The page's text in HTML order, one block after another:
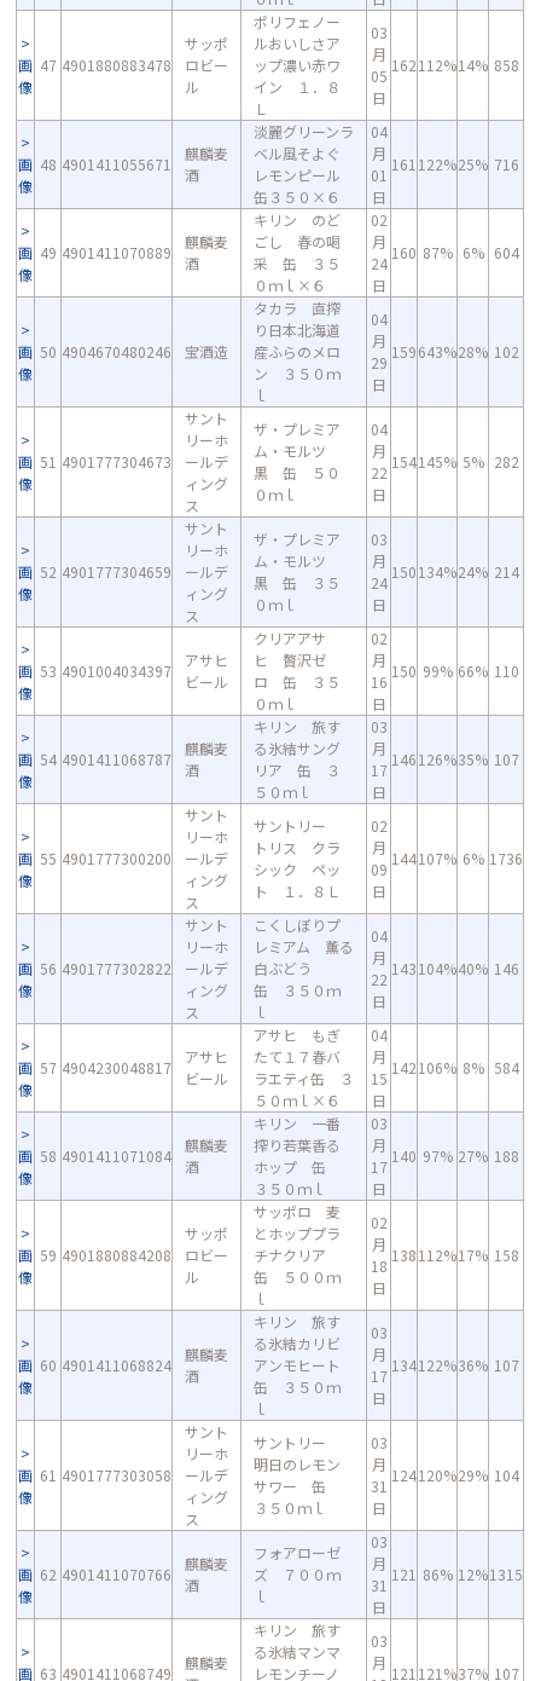
画
像
47 4901880883478
サッポ
ロビー
ル
ポリフェノー
ルおいしさア
ップ濃い赤ワ
イン １．８
Ｌ
03
月
05
日
162112%14% 858
画
像
48 4901411055671
麒麟麦
酒
淡麗グリーンラ
ベル風そよぐ
レモンピール
缶３５０×６
04
月
01
日
161 122%25% 716
画
像
49 4901411070889
麒麟麦
酒
キリン のど
ごし 春の喝
采 缶 ３５
０ｍｌ×６
02
月
24
日
160 87% 6% 604
画
像
50 4904670480246 宝酒造
タカラ 直搾
り日本北海道
産ふらのメロ
ン ３５０ｍ
ｌ
04
月
29
日
159643%28% 102
画
像
51 4901777304673
サント
リーホ
ールデ
ィング
ス
ザ・プレミア
ム・モルツ
黒 缶 ５０
０ｍｌ
04
月
22
日
154145% 5% 282
画
像
52 4901777304659
サント
リーホ
ールデ
ィング
ス
ザ・プレミア
ム・モルツ
黒 缶 ３５
０ｍｌ
03
月
24
日
150134%24% 214
画
像
53 4901004034397
アサヒ
ビール
クリアアサ
ヒ 贅沢ゼ
ロ 缶 ３５
０ｍｌ
02
月
16
日
150 99% 66% 110
画
像
54 4901411068787
麒麟麦
酒
キリン 旅す
る氷結サング
リア 缶 ３
５０ｍｌ
03
月
17
日
146126%35% 107
画
像
55 4901777300200
サント
リーホ
ールデ
ィング
ス
サントリー
トリス クラ
シック ペッ
ト １．８Ｌ
02
月
09
日
144107% 6% 1736
画
像
56 4901777302822
サント
リーホ
ールデ
ィング
ス
こくしぼりプ
レミアム 薫る
白ぶどう
缶 ３５０ｍ
ｌ
04
月
22
日
143104%40% 146
画
像
57 4904230048817
アサヒ
ビール
アサヒ もぎ
たて１７春バ
ラエティ缶 ３
５０ｍｌ×６
04
月
15
日
142106% 8% 584
画
像
58 4901411071084
麒麟麦
酒
キリン 一番
搾り若葉香る
ホップ 缶
３５０ｍｌ
03
月
17
日
140 97% 27% 188
画
像
59 4901880884208
サッポ
ロビー
ル
サッポロ 麦
とホッププラ
チナクリア
缶 ５００ｍ
ｌ
02
月
18
日
138112%17% 158
画
像
60 4901411068824
麒麟麦
酒
キリン 旅す
る氷結カリビ
アンモヒート
缶 ３５０ｍ
ｌ
03
月
17
日
134122%36% 107
画
像
61 4901777303058
サント
リーホ
ールデ
ィング
ス
サントリー
明日のレモン
サワー 缶
３５０ｍｌ
03
月
31
日
124120%29% 104
画
像
62 4901411070766
麒麟麦
酒
フォアローゼ
ズ ７００ｍ
ｌ
03
月
31
日
121 86% 12%1315
画 63 4901411068749
麒麟麦
キリン 旅す
る氷結マンマ
レモンチーノ
03
月
121 121%37% 107